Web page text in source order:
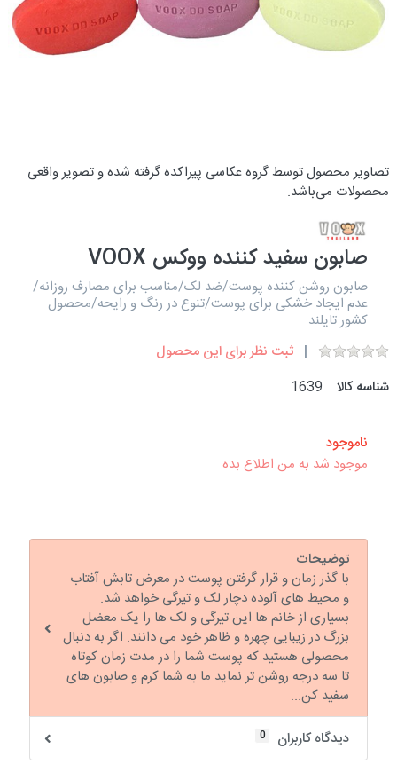
تصاویر محصول توسط گروه عکاسی پیراکده گرفته شده و تصویر واقعی
محصولات می‌باشد.
صابون سفید کننده ووکس VOOX
صابون روشن کننده پوست/ضد لک/مناسب برای مصارف روزانه/
عدم ایجاد خشکی برای پوست/تنوع در رنگ و رایحه/محصول
کشور تایلند
ثبت نظر برای این محصول
شناسه کالا
1639
ناموجود
موجود شد به من اطلاع بده
توضیحات
با گذر زمان و قرار گرفتن پوست در معرض تابش آفتاب
و محیط های آلوده دچار لک و تیرگی خواهد شد.
بسیاری از خانم ها این تیرگی و لک ها را یک معضل
بزرگ در زیبایی چهره و ظاهر خود می دانند. اگر به دنبال
محصولی هستید که پوست شما را در مدت زمان کوتاه
تا سه درجه روشن تر نماید ما به شما کرم و صابون های
سفید کن...
دیدگاه کاربران
0